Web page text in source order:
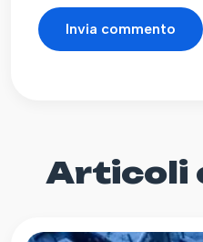
Articoli